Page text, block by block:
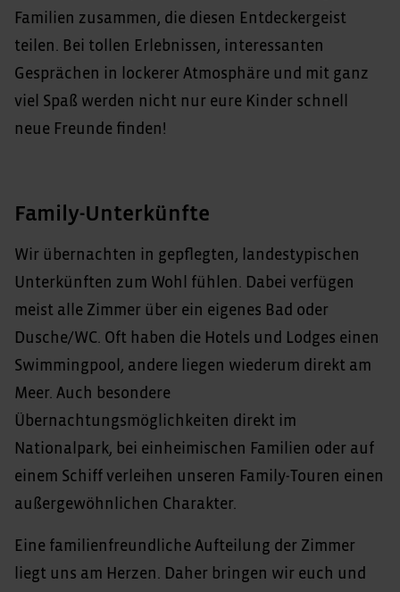
Familien zusammen, die diesen Entdeckergeist
teilen. Bei tollen Erlebnissen, interessanten
Gesprächen in lockerer Atmosphäre und mit ganz
viel Spaß werden nicht nur eure Kinder schnell
neue Freunde finden!
Family-Unterkünfte
Wir übernachten in gepflegten, landestypischen
Unterkünften zum Wohl fühlen. Dabei verfügen
meist alle Zimmer über ein eigenes Bad oder
Dusche/WC. Oft haben die Hotels und Lodges einen
Swimmingpool, andere liegen wiederum direkt am
Meer. Auch besondere
Übernachtungsmöglichkeiten direkt im
Nationalpark, bei einheimischen Familien oder auf
einem Schiff verleihen unseren Family-Touren einen
außergewöhnlichen Charakter.
Eine familienfreundliche Aufteilung der Zimmer
liegt uns am Herzen. Daher bringen wir euch und